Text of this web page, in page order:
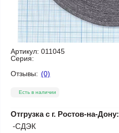
Артикул: 011045
Серия:
Отзывы: (0)
Есть в наличии
Отгрузка с г. Ростов-на-Дону:
-СДЭК